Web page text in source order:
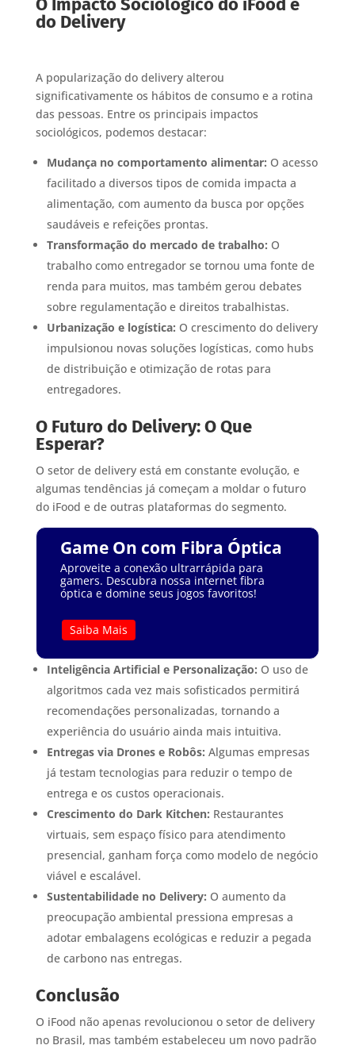
do Delivery
A popularização do delivery alterou
significativamente os hábitos de consumo e a rotina
das pessoas. Entre os principais impactos
sociológicos, podemos destacar:
Mudança no comportamento alimentar: O acesso
facilitado a diversos tipos de comida impacta a
alimentação, com aumento da busca por opções
saudáveis e refeições prontas.
Transformação do mercado de trabalho: O
trabalho como entregador se tornou uma fonte de
renda para muitos, mas também gerou debates
sobre regulamentação e direitos trabalhistas.
Urbanização e logística: O crescimento do delivery
impulsionou novas soluções logísticas, como hubs
de distribuição e otimização de rotas para
entregadores.
O Futuro do Delivery: O Que
Esperar?
O setor de delivery está em constante evolução, e
algumas tendências já começam a moldar o futuro
do iFood e de outras plataformas do segmento.
Game On com Fibra Óptica
Aproveite a conexão ultrarrápida para
gamers. Descubra nossa internet fibra
óptica e domine seus jogos favoritos!
Saiba Mais
Inteligência Artificial e Personalização: O uso de
algoritmos cada vez mais sofisticados permitirá
recomendações personalizadas, tornando a
experiência do usuário ainda mais intuitiva.
Entregas via Drones e Robôs: Algumas empresas
já testam tecnologias para reduzir o tempo de
entrega e os custos operacionais.
Crescimento do Dark Kitchen: Restaurantes
virtuais, sem espaço físico para atendimento
presencial, ganham força como modelo de negócio
viável e escalável.
Sustentabilidade no Delivery: O aumento da
preocupação ambiental pressiona empresas a
adotar embalagens ecológicas e reduzir a pegada
de carbono nas entregas.
Conclusão
O iFood não apenas revolucionou o setor de delivery
no Brasil, mas também estabeleceu um novo padrão